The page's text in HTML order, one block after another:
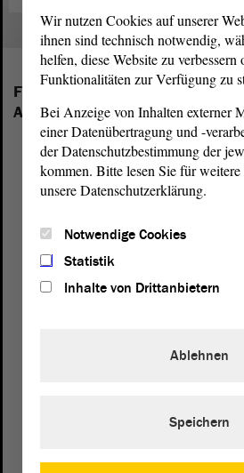
Folgende Fraktionen sind im
Anhalt vertreten:
Wir nutzen Cookies auf unserer
ihnen sind technisch notwendig,
helfen, diese Website zu verbessern
Funktionalitäten zur Verfügung zu
Bei Anzeige von Inhalten externer
einer Datenübertragung und -
der Datenschutzbestimmung der
kommen. Bitte lesen Sie für
unsere Datenschutzerklärung.
Notwendige Cookies
Statistik
Inhalte von Drittanbietern
Ablehnen
Speichern